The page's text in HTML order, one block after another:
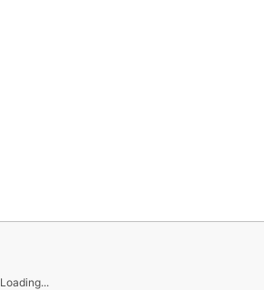
Loading...